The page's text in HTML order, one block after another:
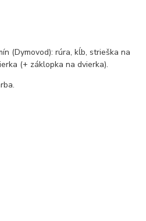
(Dymovod): rúra, kĺb, strieška na
(+ záklopka na dvierka).